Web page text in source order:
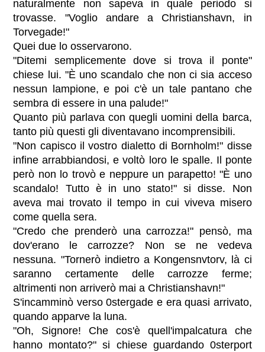
naturalmente non sapeva in quale periodo si
trovasse. "Voglio andare a Christianshavn, in
Torvegade!"
Quei due lo osservarono.
"Ditemi semplicemente dove si trova il ponte"
chiese lui. "È uno scandalo che non ci sia acceso
nessun lampione, e poi c'è un tale pantano che
sembra di essere in una palude!"
Quanto più parlava con quegli uomini della barca,
tanto più questi gli diventavano incomprensibili.
"Non capisco il vostro dialetto di Bornholm!" disse
infine arrabbiandosi, e voltò loro le spalle. Il ponte
però non lo trovò e neppure un parapetto! "È uno
scandalo! Tutto è in uno stato!" si disse. Non
aveva mai trovato il tempo in cui viveva misero
come quella sera.
"Credo che prenderò una carrozza!" pensò, ma
dov'erano le carrozze? Non se ne vedeva
nessuna. "Tornerò indietro a Kongensnvtorv, là ci
saranno certamente delle carrozze ferme;
altrimenti non arriverò mai a Christianshavn!"
S'incamminò verso 0stergade e era quasi arrivato,
quando apparve la luna.
"Oh, Signore! Che cos'è quell'impalcatura che
hanno montato?" si chiese guardando 0sterport